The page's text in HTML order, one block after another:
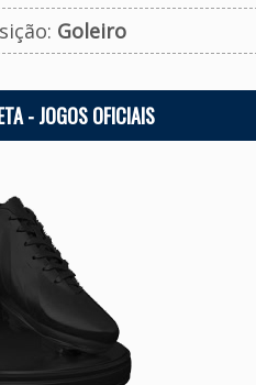
Goleiro
- JOGOS OFICIAIS